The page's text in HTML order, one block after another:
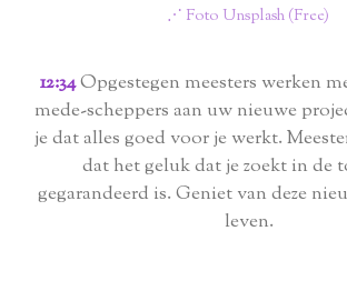
⋰ Foto Unsplash (Free)
12:34Opgestegen meesters werken
mede-scheppers aan uw nieuwe
je dat alles goed voor je werkt.
dat het geluk dat je zoekt in de
gegarandeerd is. Geniet van deze
leven.